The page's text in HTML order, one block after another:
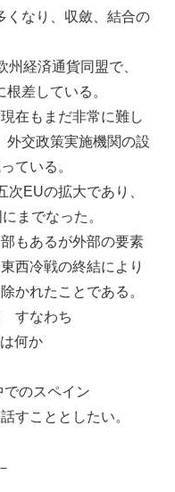
くなり、収斂、結合の
経済通貨同盟で、
差している。
在もまだ非常に難し
外交政策実施機関の設
ている。
EUの拡大であり、
までなった。
もあるが外部の要素
西冷戦の終結により
かれたことである。
すなわち
何か
のスペイン
すこととしたい。